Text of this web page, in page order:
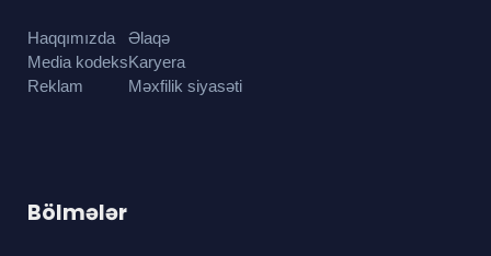
Haqqımızda
Media kodeks
Reklam
Əlaqə
Karyera
Məxfilik siyasəti
Bölmələr